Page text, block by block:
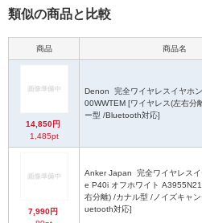
類似の商品と比較
商品 商品名
14,850円
1,485pt
Denon
00WWTEM [ワイヤレス(左右分
ー型 /Bluetooth対応]
7,990円
Anker Japan
e P40i オフホワイト
右分離) /カナル型 /ノイズキャ
uetooth対応]